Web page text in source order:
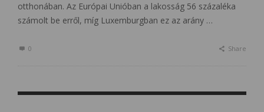
otthonában. Az Európai Unióban a lakosság 56 százaléka
számolt be erről, míg Luxemburgban ez az arány …
0 Share